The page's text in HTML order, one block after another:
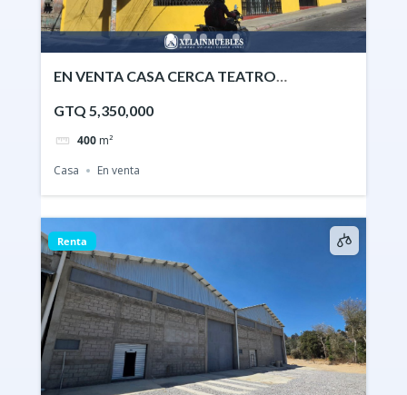
EN VENTA CASA CERCA TEATRO
GTQ 5,350,000
400 m²
Casa
En venta
Renta